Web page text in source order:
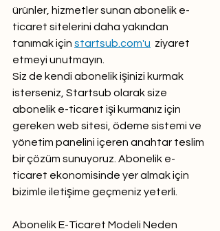
ürünler, hizmetler sunan abonelik e-
ticaret sitelerini daha yakından
tanımak için startsub.com'u
  ziyaret
etmeyi unutmayın.
Siz de kendi abonelik işinizi kurmak
isterseniz, Startsub olarak size
abonelik e-ticaret işi kurmanız için
gereken web sitesi, ödeme sistemi ve
yönetim panelini içeren anahtar teslim
bir çözüm sunuyoruz. Abonelik e-
ticaret ekonomisinde yer almak için
bizimle iletişime geçmeniz yeterli.
Abonelik E-Ticaret Modeli Neden